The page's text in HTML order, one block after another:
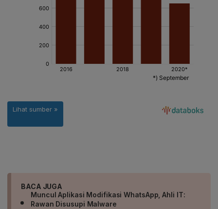
BACA JUGA
Muncul Aplikasi Modifikasi WhatsApp, Ahli IT:
Rawan Disusupi Malware